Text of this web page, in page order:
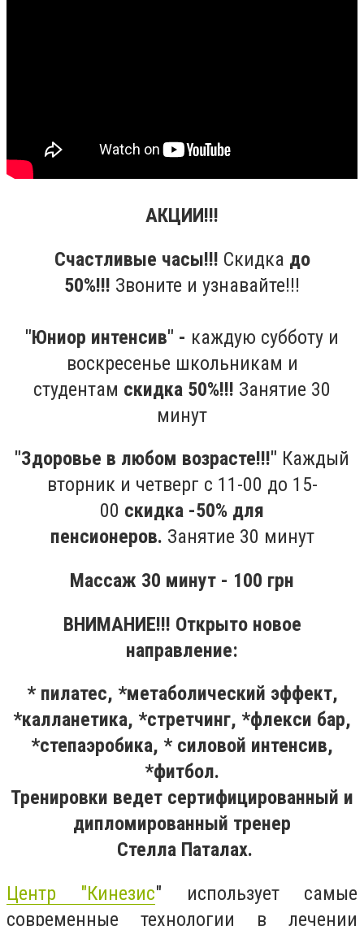
АКЦИИ!!!
Счастливые часы!!! Скидка до
50%!!! Звоните и узнавайте!!!
"Юниор интенсив" - каждую субботу и
воскресенье школьникам и
студентам скидка 50%!!! Занятие 30
минут
"Здоровье в любом возрасте!!!" Каждый
вторник и четверг с 11-00 до 15-
00 скидка -50% для
пенсионеров. Занятие 30 минут
Массаж 30 минут - 100 грн
ВНИМАНИЕ!!! Открыто новое
направление:
* пилатес, *метаболический эффект,
*калланетика, *стретчинг, *флекси бар,
*степаэробика, * силовой интенсив,
*фитбол.
Тренировки ведет сертифицированный и
дипломированный тренер
Стелла Паталах.
Центр "Кинезис" использует самые
современные технологии в лечении